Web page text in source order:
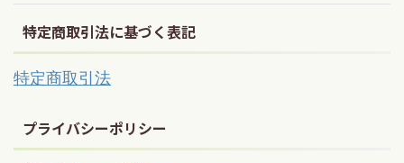
特定商取引法に基づく表記
特定商取引法
プライバシーポリシー